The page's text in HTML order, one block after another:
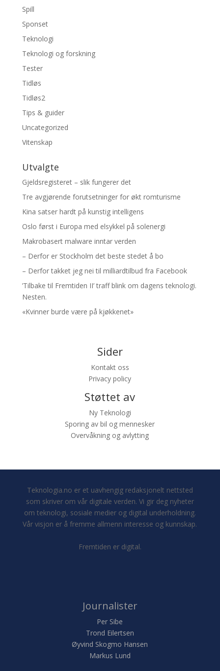
Spill
Sponset
Teknologi
Teknologi og forskning
Tester
Tidløs
Tidløs2
Tips & guider
Uncategorized
Vitenskap
Utvalgte
Gjeldsregisteret – slik fungerer det
Tre avgjørende forutsetninger for økt romturisme
Kina satser hardt på kunstig intelligens
Oslo først i Europa med elsykkel på solenergi
Makrobasert malware inntar verden
– Derfor er Stockholm det beste stedet å bo
– Derfor takket jeg nei til milliardtilbud fra Facebook
’Tilbake til Fremtiden II’ traff blink om dagens teknologi.
Nesten.
«Kvinner burde være på kjøkkenet»
Sider
Kontakt oss
Privacy policy
Støttet av
Ny Teknologi
Sporing av bil og mennesker
Overvåkning og avlytting
Teknologia.no er et uavhengig redaksjonelt nettsted
som skriver om vår digitale verden. Vi gir deg nyheter
om teknologi, sosiale medier og digital underholdning.
Vår visjon er å fremme allmenn interesse og kunnskap.
Fremtiden er digital.
Journalister
Per Sibe
Trond Eilertsen
Øyvind Skogmo Hansen
Markus Lund